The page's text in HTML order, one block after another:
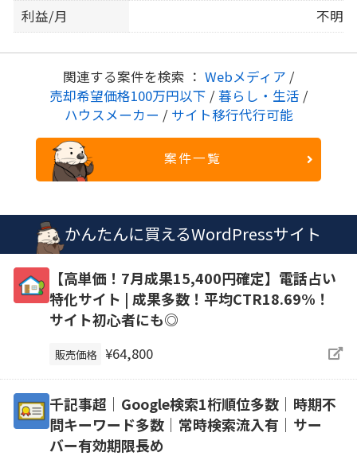
利益/月
不明
関連する案件を検索 ： Webメディア /
売却希望価格100万円以下 / 暮らし・生活 /
ハウスメーカー / サイト移行代行可能
案件一覧
かんたんに買えるWordPressサイト
【高単価！7月成果15,400円確定】電話占い
特化サイト | 成果多数！平均CTR18.69%！
サイト初心者にも◎
販売価格 ¥64,800
千記事超｜Google検索1桁順位多数｜時期不
問キーワード多数｜常時検索流入有｜サー
バー有効期限長め